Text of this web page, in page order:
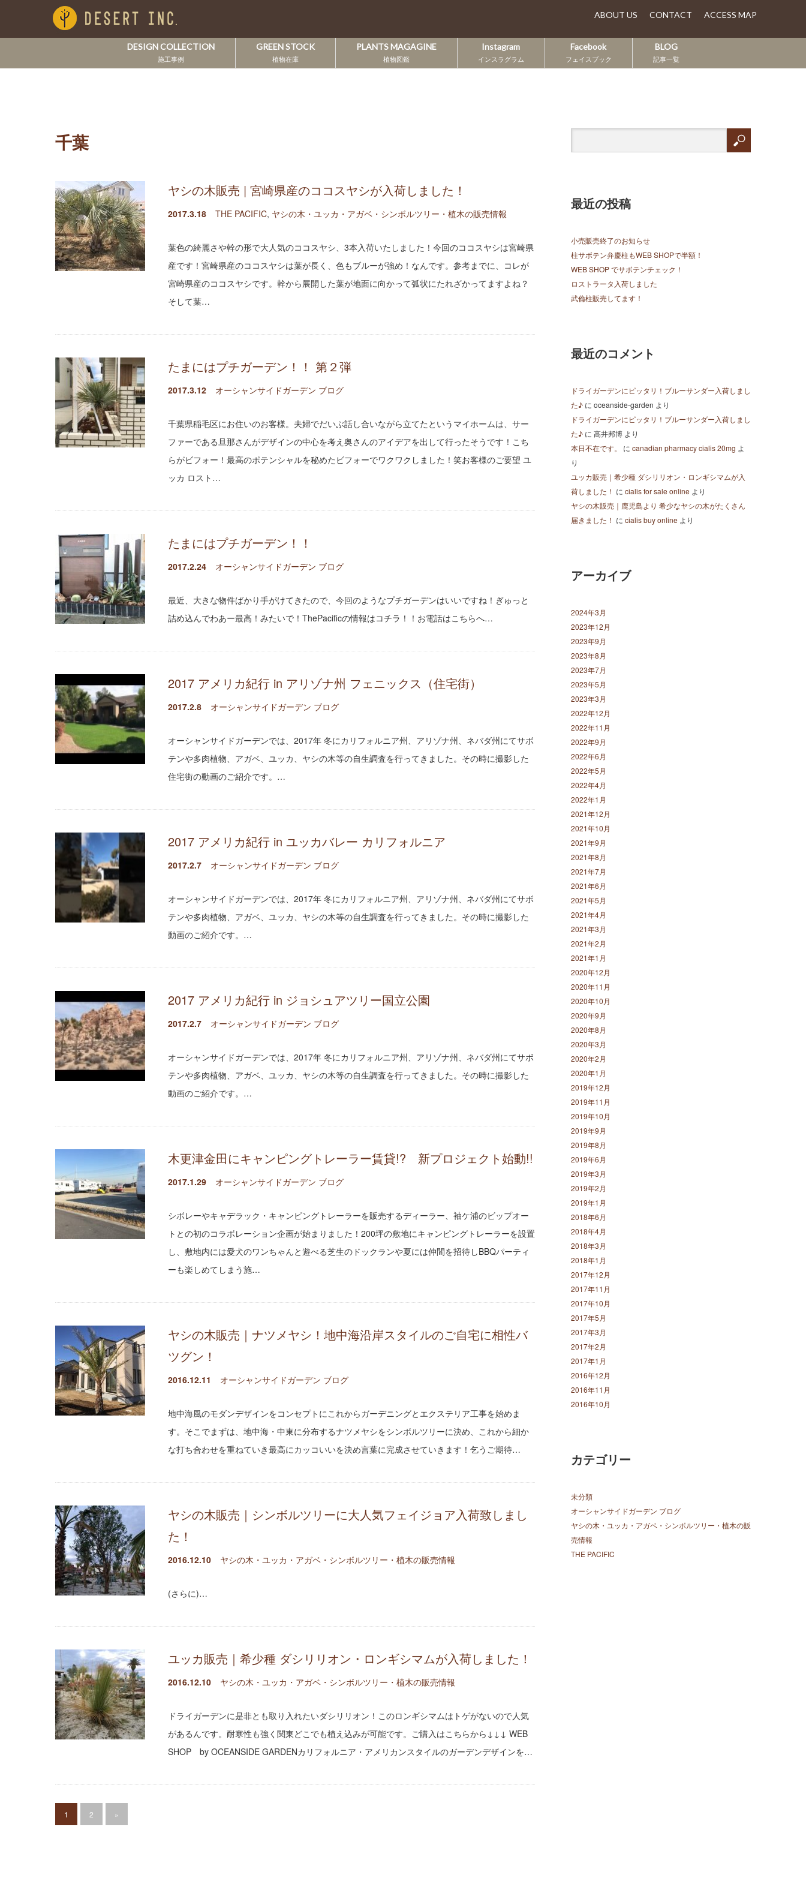
ABOUT US CONTACT ACCESS MAP
DESIGN COLLECTION
施工事例
GREEN STOCK
植物在庫
PLANTS MAGAGINE
植物図鑑
Instagram
インスラグラム
Facebook
フェイスブック
BLOG
記事一覧
千葉
ヤシの木販売 | 宮崎県産のココスヤシが入荷しました！
2017.3.18 THE PACIFIC, ヤシの木・ユッカ・アガベ・シンボルツリー・植木の販売情報
葉色の綺麗さや幹の形で大人気のココスヤシ、3本入荷いたしました！今回のココスヤシは宮崎県
産です！宮崎県産のココスヤシは葉が長く、色もブルーが強め！なんです。参考までに、コレが
宮崎県産のココスヤシです。幹から展開した葉が地面に向かって弧状にたれざかってますよね？
そして葉…
たまにはプチガーデン！！ 第２弾
2017.3.12 オーシャンサイドガーデン ブログ
千葉県稲毛区にお住いのお客様。夫婦でだいぶ話し合いながら立てたというマイホームは、サー
ファーである旦那さんがデザインの中心を考え奥さんのアイデアを出して行ったそうです！こち
らがビフォー！最高のポテンシャルを秘めたビフォーでワクワクしました！笑お客様のご要望 ユ
ッカ ロスト…
たまにはプチガーデン！！
2017.2.24 オーシャンサイドガーデン ブログ
最近、大きな物件ばかり手がけてきたので、今回のようなプチガーデンはいいですね！ぎゅっと
詰め込んでわあー最高！みたいで！ThePacificの情報はコチラ！！お電話はこちらへ…
2017 アメリカ紀行 in アリゾナ州 フェニックス（住宅街）
2017.2.8 オーシャンサイドガーデン ブログ
オーシャンサイドガーデンでは、2017年 冬にカリフォルニア州、アリゾナ州、ネバダ州にてサボ
テンや多肉植物、アガベ、ユッカ、ヤシの木等の自生調査を行ってきました。その時に撮影した
住宅街の動画のご紹介です。…
2017 アメリカ紀行 in ユッカバレー カリフォルニア
2017.2.7 オーシャンサイドガーデン ブログ
オーシャンサイドガーデンでは、2017年 冬にカリフォルニア州、アリゾナ州、ネバダ州にてサボ
テンや多肉植物、アガベ、ユッカ、ヤシの木等の自生調査を行ってきました。その時に撮影した
動画のご紹介です。…
2017 アメリカ紀行 in ジョシュアツリー国立公園
2017.2.7 オーシャンサイドガーデン ブログ
オーシャンサイドガーデンでは、2017年 冬にカリフォルニア州、アリゾナ州、ネバダ州にてサボ
テンや多肉植物、アガベ、ユッカ、ヤシの木等の自生調査を行ってきました。その時に撮影した
動画のご紹介です。…
木更津金田にキャンピングトレーラー賃貸!? 新プロジェクト始動!!
2017.1.29 オーシャンサイドガーデン ブログ
シボレーやキャデラック・キャンピングトレーラーを販売するディーラー、袖ケ浦のビップオー
トとの初のコラボレーション企画が始まりました！200坪の敷地にキャンピングトレーラーを設置
し、敷地内には愛犬のワンちゃんと遊べる芝生のドックランや夏には仲間を招待しBBQパーティ
ーも楽しめてしまう施…
ヤシの木販売｜ナツメヤシ！地中海沿岸スタイルのご自宅に相性バ
ツグン！
2016.12.11 オーシャンサイドガーデン ブログ
地中海風のモダンデザインをコンセプトにこれからガーデニングとエクステリア工事を始めま
す。そこでまずは、地中海・中東に分布するナツメヤシをシンボルツリーに決め、これから細か
な打ち合わせを重ねていき最高にカッコいいを決め言葉に完成させていきます！乞うご期待…
ヤシの木販売｜シンボルツリーに大人気フェイジョア入荷致しまし
た！
2016.12.10 ヤシの木・ユッカ・アガベ・シンボルツリー・植木の販売情報
(さらに)…
ユッカ販売｜希少種 ダシリリオン・ロンギシマムが入荷しました！
2016.12.10 ヤシの木・ユッカ・アガベ・シンボルツリー・植木の販売情報
ドライガーデンに是非とも取り入れたいダシリリオン！このロンギシマムはトゲがないので人気
があるんです。耐寒性も強く関東どこでも植え込みが可能です。ご購入はこちらから↓↓↓ WEB
SHOP by OCEANSIDE GARDENカリフォルニア・アメリカンスタイルのガーデンデザインを…
1 2 »
最近の投稿
小売販売終了のお知らせ
柱サボテン弁慶柱もWEB SHOPで半額！
WEB SHOP でサボテンチェック！
ロストラータ入荷しました
武倫柱販売してます！
最近のコメント
ドライガーデンにピッタリ！ブルーサンダー入荷しまし
た♪ に oceanside-garden より
ドライガーデンにピッタリ！ブルーサンダー入荷しまし
た♪ に 高井邦博 より
本日不在です。
に canadian pharmacy cialis 20mg よ
り
ユッカ販売｜希少種 ダシリリオン・ロンギシマムが入
荷しました！ に cialis for sale online より
ヤシの木販売｜鹿児島より 希少なヤシの木がたくさん
届きました！ に cialis buy online より
アーカイブ
2024年3月
2023年12月
2023年9月
2023年8月
2023年7月
2023年5月
2023年3月
2022年12月
2022年11月
2022年9月
2022年6月
2022年5月
2022年4月
2022年1月
2021年12月
2021年10月
2021年9月
2021年8月
2021年7月
2021年6月
2021年5月
2021年4月
2021年3月
2021年2月
2021年1月
2020年12月
2020年11月
2020年10月
2020年9月
2020年8月
2020年3月
2020年2月
2020年1月
2019年12月
2019年11月
2019年10月
2019年9月
2019年8月
2019年6月
2019年3月
2019年2月
2019年1月
2018年6月
2018年4月
2018年3月
2018年1月
2017年12月
2017年11月
2017年10月
2017年5月
2017年3月
2017年2月
2017年1月
2016年12月
2016年11月
2016年10月
カテゴリー
未分類
オーシャンサイドガーデン ブログ
ヤシの木・ユッカ・アガベ・シンボルツリー・植木の販
売情報
THE PACIFIC